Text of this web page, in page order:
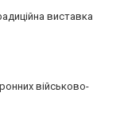
виставка
військово-